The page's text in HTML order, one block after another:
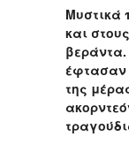
Μυστικά
και
έφτασαν
της